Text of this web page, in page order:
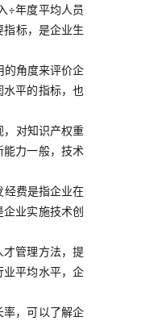
÷年度平均人员
标，是企业生
的角度来评价企
水平的指标，也
，对知识产权重
力一般，技术
经费是指企业在
业实施技术创
才管理方法，提
业平均水平，企
，可以了解企